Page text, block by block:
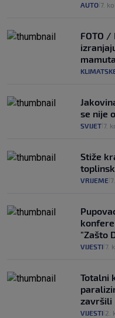
AUTO 7. kol.
FOTO /
mamuta
se nije
SVIJET 7.
Stiže
VRIJEME
"Zašto
VIJESTI 7.
Totalni
završili
VIJESTI 2.